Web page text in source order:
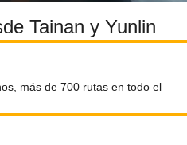
Tainan y Yunlin
más de 700 rutas en todo el